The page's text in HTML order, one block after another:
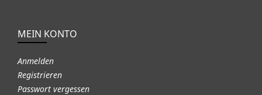
MEIN KONTO
Anmelden
Registrieren
Passwort vergessen